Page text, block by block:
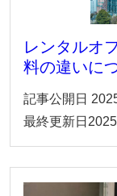
レンタルオ
料の違いに
記事公開日
最終更新日